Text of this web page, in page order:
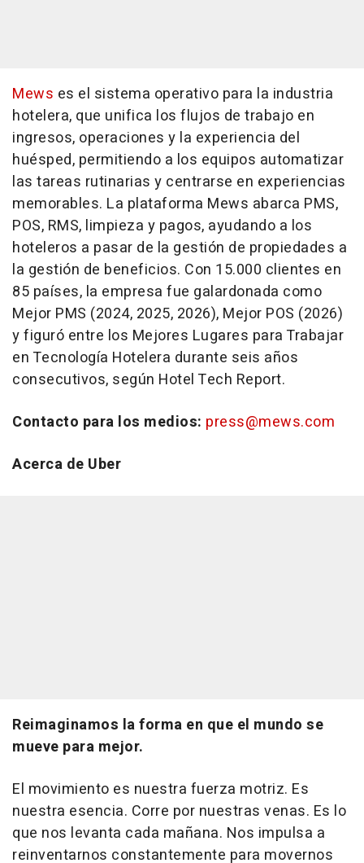
Mews es el sistema operativo para la industria
hotelera, que unifica los flujos de trabajo en
ingresos, operaciones y la experiencia del
huésped, permitiendo a los equipos automatizar
las tareas rutinarias y centrarse en experiencias
memorables. La plataforma Mews abarca PMS,
POS, RMS, limpieza y pagos, ayudando a los
hoteleros a pasar de la gestión de propiedades a
la gestión de beneficios. Con 15.000 clientes en
85 países, la empresa fue galardonada como
Mejor PMS (2024, 2025, 2026), Mejor POS (2026)
y figuró entre los Mejores Lugares para Trabajar
en Tecnología Hotelera durante seis años
consecutivos, según Hotel Tech Report.
Contacto para los medios: press@mews.com
Acerca de Uber
Reimaginamos la forma en que el mundo se
mueve para mejor.
El movimiento es nuestra fuerza motriz. Es
nuestra esencia. Corre por nuestras venas. Es lo
que nos levanta cada mañana. Nos impulsa a
reinventarnos constantemente para movernos